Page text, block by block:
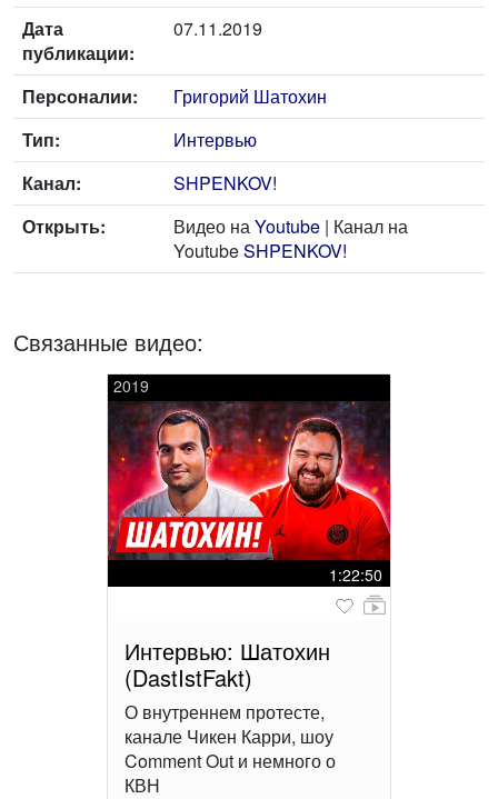
Дата
публикации:
07.11.2019
Персоналии:
Григорий Шатохин
Тип:
Интервью
Канал:
SHPENKOV!
Открыть:
Видео наYoutube | Канал на
YoutubeSHPENKOV!
Связанные видео:
2019
1:22:50
Интервью: Шатохин
(DastIstFakt)
О внутреннем протесте,
канале Чикен Карри, шоу
Comment Out и немного о
КВН